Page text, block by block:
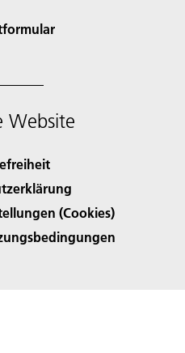
Website
(Cookies)